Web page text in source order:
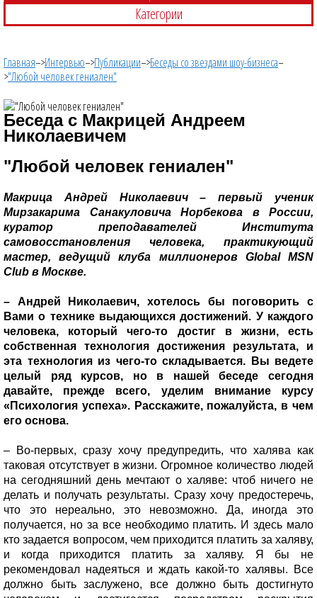
Категории
Главная–>Интервью–>Публикации–>Беседы со звездами шоу-бизнеса–
>"Любой человек гениален"
Беседа с Макрицей Андреем
Николаевичем
"Любой человек гениален"
Макрица Андрей Николаевич– первый ученик
Мирзакарима Санакуловича Норбекова в России,
куратор преподавателей Института
самовосстановления человека, практикующий
мастер, ведущий клуба миллионеров Global MSN
Club в Москве.
– Андрей Николаевич, хотелось бы поговорить с
Вами о технике выдающихся достижений. У каждого
человека, который чего-то достиг в жизни, есть
собственная технология достижения результата, и
эта технология из чего-то складывается. Вы ведете
целый ряд курсов, но в нашей беседе сегодня
давайте, прежде всего, уделим внимание курсу
«Психология успеха». Расскажите, пожалуйста, в чем
его основа.
– Во-первых, сразу хочу предупредить, что халява как
таковая отсутствует в жизни. Огромное количество людей
на сегодняшний день мечтают о халяве: чтоб ничего не
делать и получать результаты. Сразу хочу предостеречь,
что это нереально, это невозможно. Да, иногда это
получается, но за все необходимо платить. И здесь мало
кто задается вопросом, чем приходится платить за халяву,
и когда приходится платить за халяву. Я бы не
рекомендовал надеяться и ждать какой-то халявы. Все
должно быть заслужено, все должно быть достигнуто